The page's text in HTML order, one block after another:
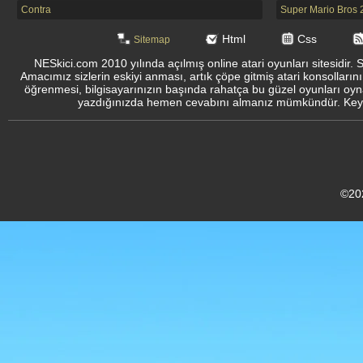
Contra
Super Mario Bros
Sitemap Html
Css
NESkici.com 2010 yılında açılmış online atari oyunları
Amacımız sizlerin eskiyi anması, artık çöpe gitmiş atari
öğrenmesi, bilgisayarınızın başında rahatça bu güzel oyunları
yazdığınızda hemen cevabını almanız mümkündür.